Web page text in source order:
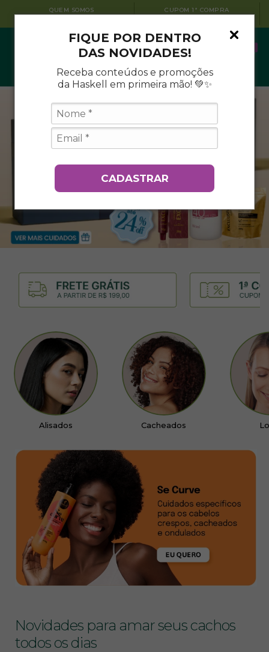
FIQUE POR DENTRO
DAS NOVIDADES!
Receba conteúdos e promoções
da Haskell em primeira mão! 💚✨
CADASTRAR
QUEM SOMOS
CONHEÇA A HASKELL
CUPOM 1ª COMPRA
BEMVINDO10
Alisados Cacheados
Novidades para amar seus cachos
todos os dias